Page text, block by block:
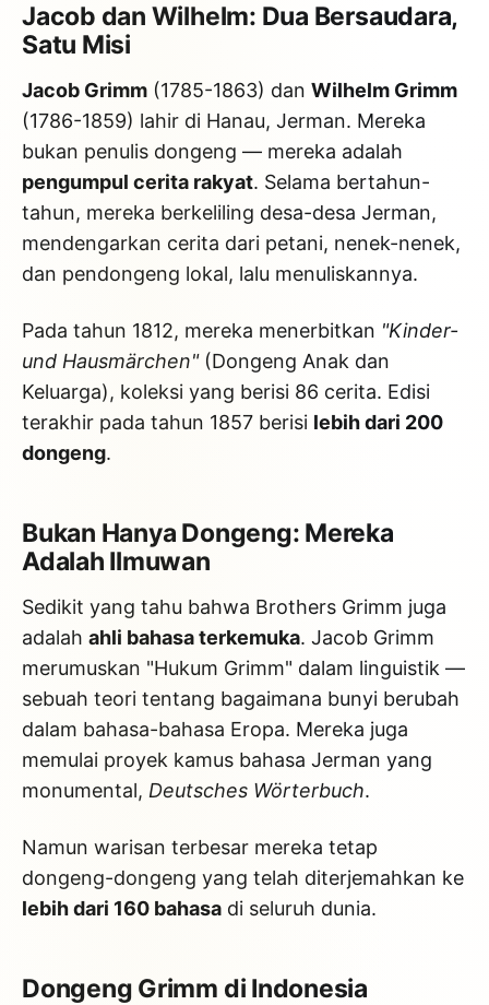
Jacob dan Wilhelm: Dua Bersaudara,
Satu Misi
Jacob Grimm (1785-1863) dan Wilhelm Grimm
(1786-1859) lahir di Hanau, Jerman. Mereka
bukan penulis dongeng — mereka adalah
pengumpul cerita rakyat. Selama bertahun-
tahun, mereka berkeliling desa-desa Jerman,
mendengarkan cerita dari petani, nenek-nenek,
dan pendongeng lokal, lalu menuliskannya.
Pada tahun 1812, mereka menerbitkan "Kinder-
und Hausmärchen"(Dongeng Anak dan
Keluarga), koleksi yang berisi 86 cerita. Edisi
terakhir pada tahun 1857 berisi lebih dari 200
dongeng.
Bukan Hanya Dongeng: Mereka
Adalah Ilmuwan
Sedikit yang tahu bahwa Brothers Grimm juga
adalah ahli bahasa terkemuka. Jacob Grimm
merumuskan "Hukum Grimm" dalam linguistik —
sebuah teori tentang bagaimana bunyi berubah
dalam bahasa-bahasa Eropa. Mereka juga
memulai proyek kamus bahasa Jerman yang
monumental, Deutsches Wörterbuch.
Namun warisan terbesar mereka tetap
dongeng-dongeng yang telah diterjemahkan ke
lebih dari 160 bahasa di seluruh dunia.
Dongeng Grimm di Indonesia